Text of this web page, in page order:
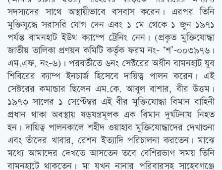
সদস্যদের সাথে অস্থায়ীভাবে বসবাস করেন। এরপর তিনি
মুক্তিযুদ্ধে সরাসরি যোগ দেন এবং ১ মে থেকে ১ জুন ১৯৭১
পর্যন্ত বামনহাট ইউথ ক্যাম্পে ট্রেনিং নেন। (প্রকৃত মুক্তিযোদ্ধা
জাতীয় তালিকা প্রণয়ন কমিটি কর্তৃক ফরম নং- ‘শ’-০০৩৯৭৬।
এম.এফ. নং-৬)। পরবর্তীতে ৬নং সেক্টরের অধীন বামনহাট যুব
শিবিরের ক্যাম্প ইনচার্জ হিসেবে দায়িত্ব পালন করেন। এই
সেক্টরের কমান্ডার ছিলেন এম.কে. আবুল বাশার, বীর উত্তম।
১৯৭৩ সালের ১ সেপ্টেম্বর এই বীর মুক্তিযোদ্ধা বিমান বাহিনী
প্রধান থাকা অবস্থায় ষড়যন্ত্রমূলক এক বিমান দুর্ঘটনায় নিহত
হন। দায়িত্ব পালনকালে শহীদ ওয়াহাব মুক্তিযোদ্ধাদের দেখাশুনা
এবং তাঁদের খাবার, রেশন ইত্যাদি পরিচালনা করতেন। মাঝে
মধ্যে আমাদের দেখতে আসতেন তবে বেশিরভাগ সময় তিনি
বামনহাটে থাকতেন। মা যখন নানার পরিবারসহ সাহেবগঞ্জে